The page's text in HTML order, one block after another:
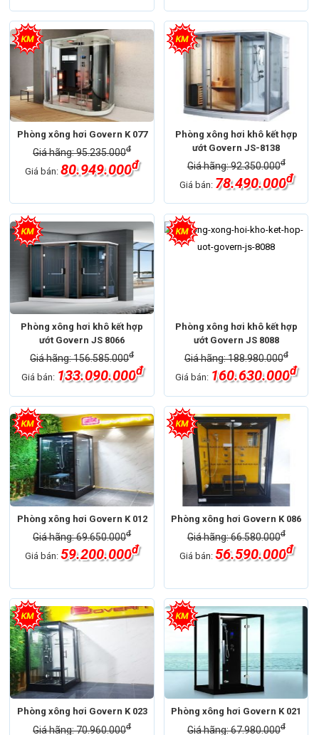
Phòng xông hơi Govern K 077
Giá hãng: 95.235.000đ
Giá bán:80.949.000đ
Phòng xông hơi khô kết hợp
ướt Govern JS-8138
Giá hãng: 92.350.000đ
Giá bán: 78.490.000đ
Phòng xông hơi khô kết hợp
ướt Govern JS 8066
Giá hãng: 156.585.000đ
Giá bán: 133.090.000đ
Phòng xông hơi khô kết hợp
ướt Govern JS 8088
Giá hãng: 188.980.000đ
Giá bán: 160.630.000đ
Phòng xông hơi Govern K 012
Giá hãng: 69.650.000đ
Giá bán:59.200.000đ
Phòng xông hơi Govern K 086
Giá hãng: 66.580.000đ
Giá bán: 56.590.000đ
Phòng xông hơi Govern K 023
Giá hãng: 70.960.000đ
Phòng xông hơi Govern K 021
Giá hãng: 67.980.000đ